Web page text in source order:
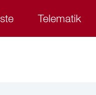
Telematik